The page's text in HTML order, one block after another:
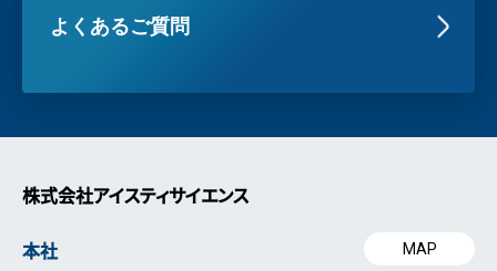
よくあるご質問
株式会社アイスティサイエンス
本社
MAP